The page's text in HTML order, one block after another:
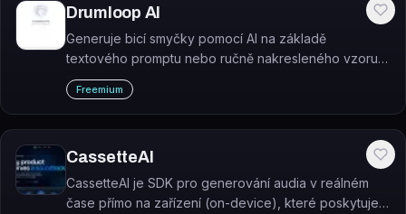
Drumloop AI
Generuje bicí smyčky pomocí AI na základě
textového promptu nebo ručně nakresleného vzoru
beatu. Všechny vygenerované smyčky jsou royalty-
free.
Freemium
CassetteAI
CassetteAI je SDK pro generování audia v reálném
čase přímo na zařízení (on-device), které poskytuje